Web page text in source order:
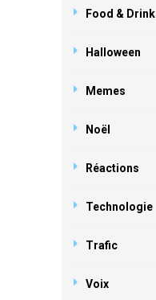
Food & Drink
Halloween
Memes
Noël
Réactions
Technologie
Trafic
Voix